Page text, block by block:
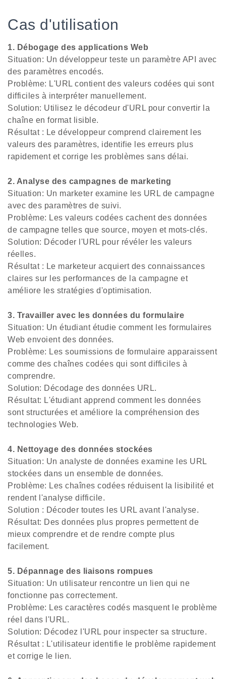
Cas d'utilisation
1. Débogage des applications Web
Situation: Un développeur teste un paramètre API avec
des paramètres encodés.
Problème: L'URL contient des valeurs codées qui sont
difficiles à interpréter manuellement.
Solution: Utilisez le décodeur d'URL pour convertir la
chaîne en format lisible.
Résultat : Le développeur comprend clairement les
valeurs des paramètres, identifie les erreurs plus
rapidement et corrige les problèmes sans délai.
2. Analyse des campagnes de marketing
Situation: Un marketer examine les URL de campagne
avec des paramètres de suivi.
Problème: Les valeurs codées cachent des données
de campagne telles que source, moyen et mots-clés.
Solution: Décoder l'URL pour révéler les valeurs
réelles.
Résultat : Le marketeur acquiert des connaissances
claires sur les performances de la campagne et
améliore les stratégies d'optimisation.
3. Travailler avec les données du formulaire
Situation: Un étudiant étudie comment les formulaires
Web envoient des données.
Problème: Les soumissions de formulaire apparaissent
comme des chaînes codées qui sont difficiles à
comprendre.
Solution: Décodage des données URL.
Résultat: L'étudiant apprend comment les données
sont structurées et améliore la compréhension des
technologies Web.
4. Nettoyage des données stockées
Situation: Un analyste de données examine les URL
stockées dans un ensemble de données.
Problème: Les chaînes codées réduisent la lisibilité et
rendent l'analyse difficile.
Solution : Décoder toutes les URL avant l'analyse.
Résultat: Des données plus propres permettent de
mieux comprendre et de rendre compte plus
facilement.
5. Dépannage des liaisons rompues
Situation: Un utilisateur rencontre un lien qui ne
fonctionne pas correctement.
Problème: Les caractères codés masquent le problème
réel dans l'URL.
Solution: Décodez l'URL pour inspecter sa structure.
Résultat : L'utilisateur identifie le problème rapidement
et corrige le lien.